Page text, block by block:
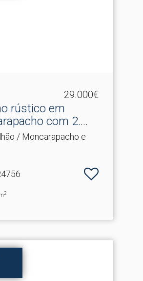
29.000€
rústico em
com 2.​
/ Moncarapacho e
2